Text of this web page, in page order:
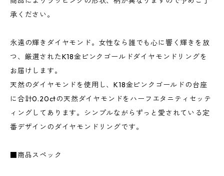
承ください。
永遠の輝きダイヤモンド。女性なら誰でも心に響く輝きを放
つ、厳選されたK18金ピンクゴールドダイヤモンドリングを
お届けします。
天然のダイヤモンドを使用し、K18金ピンクゴールドの台座
に合計0.20ctの天然ダイヤモンドをハーフエタニティセッテ
ィングしてあります。シンプルながらずっと愛されている定
番デザインのダイヤモンドリングです。
■商品スペック